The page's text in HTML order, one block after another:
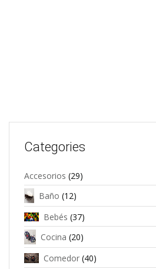
Categories
Accesorios (29)
Baño (12)
Bebés (37)
Cocina (20)
Comedor (40)